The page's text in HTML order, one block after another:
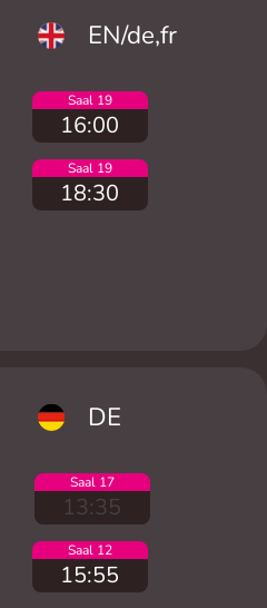
EN/de,fr
Saal 19
16:00
Saal 19
18:30
DE
Saal 17
13:35
Saal 12
15:55